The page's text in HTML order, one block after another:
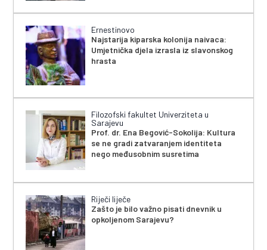
Ernestinovo
Najstarija kiparska kolonija naivaca:
Umjetnička djela izrasla iz slavonskog
hrasta
Filozofski fakultet Univerziteta u
Sarajevu
Prof. dr. Ena Begović-Sokolija: Kultura
se ne gradi zatvaranjem identiteta
nego međusobnim susretima
Riječi liječe
Zašto je bilo važno pisati dnevnik u
opkoljenom Sarajevu?